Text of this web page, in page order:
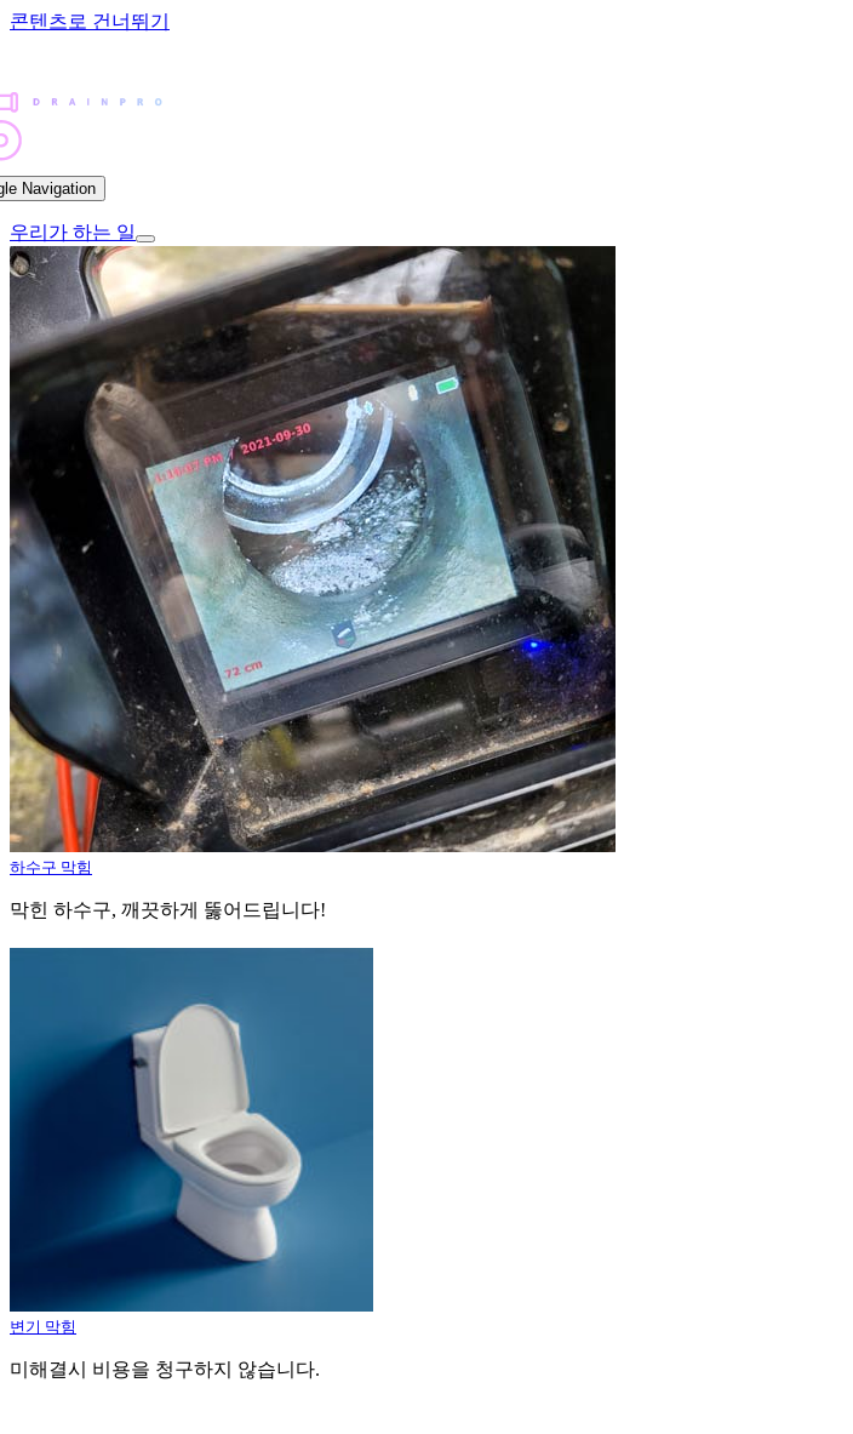
콘텐츠로 건너뛰기
Navigation
우리가 하는 일
하수구 막힘
막힌 하수구, 깨끗하게 뚫어드립니다!
변기 막힘
미해결시 비용을 청구하지 않습니다.